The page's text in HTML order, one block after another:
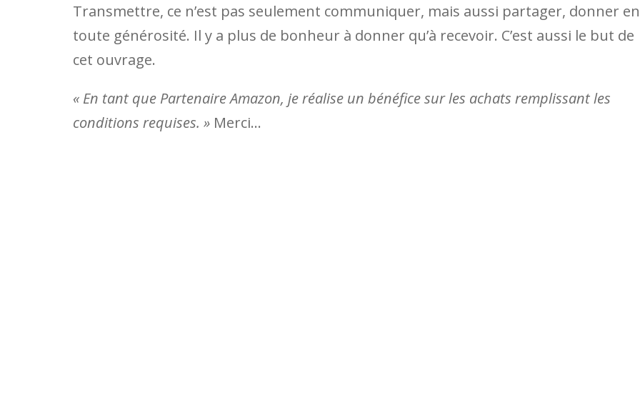
Transmettre, ce n’est pas seulement communiquer, mais aussi partager, donner en
toute générosité. Il y a plus de bonheur à donner qu’à recevoir. C’est aussi le but de
cet ouvrage.
« En tant que Partenaire Amazon, je réalise un bénéfice sur les achats remplissant les
conditions requises. » Merci…